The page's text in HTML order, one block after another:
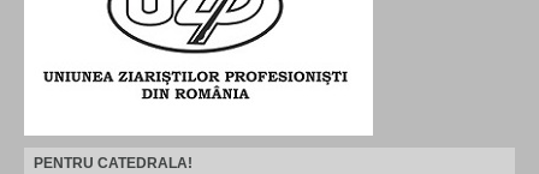
PENTRU CATEDRALA!